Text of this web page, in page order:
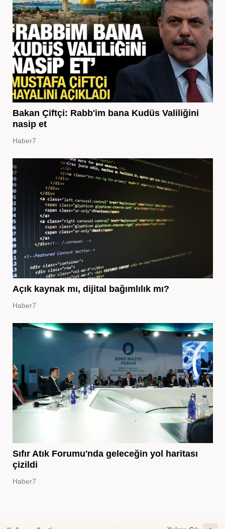
Bakan Çiftçi: Rabb'im bana Kudüs Valiliğini
nasip et
Haber7
Açık kaynak mı, dijital bağımlılık mı?
Haber7
Sıfır Atık Forumu'nda geleceğin yol haritası
çizildi
Haber7